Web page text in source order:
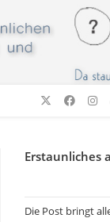
Erstaunliches
Die Post bringt